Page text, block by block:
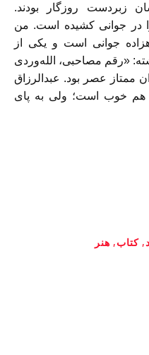
زبردست روزگار بودند.
در جوانی كشيده است. من
جوانی است و يكی از
«رقم مصاحبی، الله‌وردی
ممتاز عصر بود. عبدالرزاق
خوب است؛ ولی به پای
, كتاب‌, هنر